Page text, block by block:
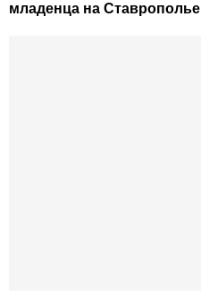
младенца на Ставрополье